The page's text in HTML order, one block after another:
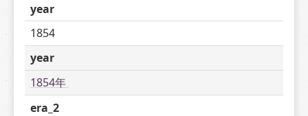
year
1854
year
1854年
era_2